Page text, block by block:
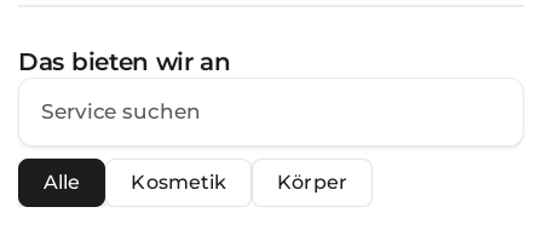
Körperbehandlungen, die Ihre Haut zum Strahlen
heute Ihre persönliche Kosmetikbehandlung im Azalee
Das bieten wir an
Alle Kosmetik Körper